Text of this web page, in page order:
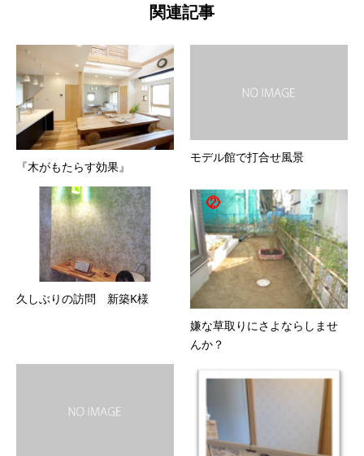
関連記事
『木がもたらす効果』
モデル館で打合せ風景
久しぶりの訪問 新築K様
嫌な草取りにさよならしませ
んか？